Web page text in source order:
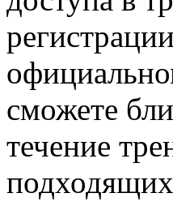
сможете
течение
подходящих